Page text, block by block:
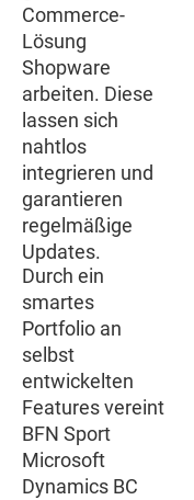
Commerce-
Lösung
Shopware
arbeiten. Diese
lassen sich
nahtlos
integrieren und
garantieren
regelmäßige
Updates.
Durch ein
smartes
Portfolio an
selbst
entwickelten
Features vereint
BFN Sport
Microsoft
Dynamics BC